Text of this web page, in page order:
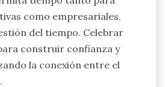
como empresariales,
del tiempo. Celebrar
construir confianza y
la conexión entre el